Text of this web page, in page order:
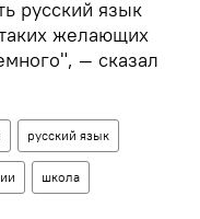
русский язык
желающих
— сказал
русский язык
школа